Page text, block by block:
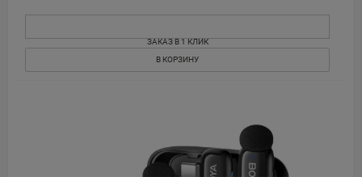
ЗАКАЗ В 1 КЛИК
В КОРЗИНУ